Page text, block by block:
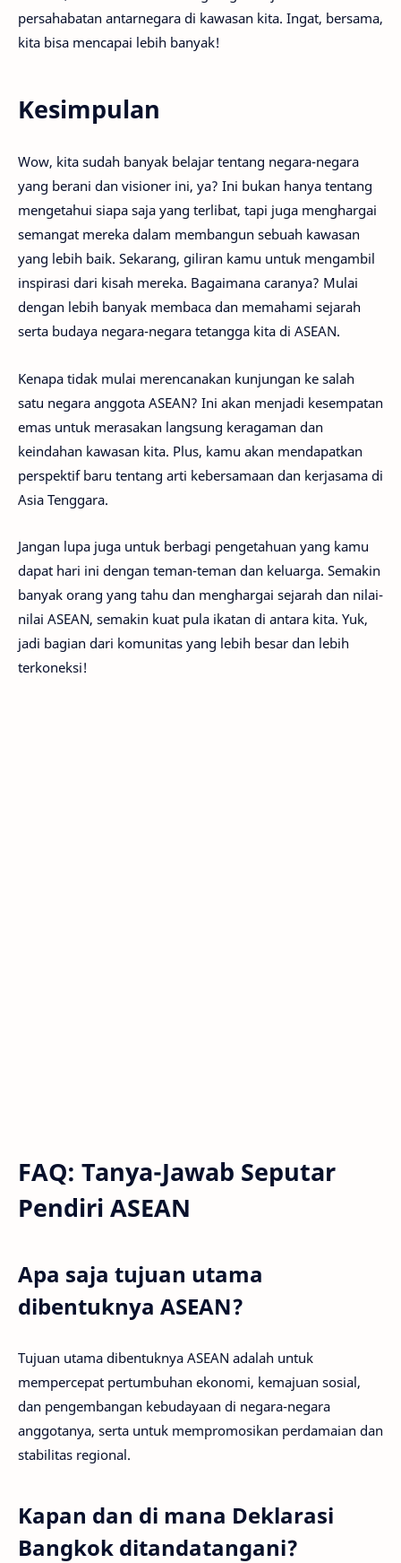
persahabatan antarnegara di kawasan kita. Ingat, bersama,
kita bisa mencapai lebih banyak!
Kesimpulan
Wow, kita sudah banyak belajar tentang negara-negara
yang berani dan visioner ini, ya? Ini bukan hanya tentang
mengetahui siapa saja yang terlibat, tapi juga menghargai
semangat mereka dalam membangun sebuah kawasan
yang lebih baik. Sekarang, giliran kamu untuk mengambil
inspirasi dari kisah mereka. Bagaimana caranya? Mulai
dengan lebih banyak membaca dan memahami sejarah
serta budaya negara-negara tetangga kita di ASEAN.
Kenapa tidak mulai merencanakan kunjungan ke salah
satu negara anggota ASEAN? Ini akan menjadi kesempatan
emas untuk merasakan langsung keragaman dan
keindahan kawasan kita. Plus, kamu akan mendapatkan
perspektif baru tentang arti kebersamaan dan kerjasama di
Asia Tenggara.
Jangan lupa juga untuk berbagi pengetahuan yang kamu
dapat hari ini dengan teman-teman dan keluarga. Semakin
banyak orang yang tahu dan menghargai sejarah dan nilai-
nilai ASEAN, semakin kuat pula ikatan di antara kita. Yuk,
jadi bagian dari komunitas yang lebih besar dan lebih
terkoneksi!
FAQ: Tanya-Jawab Seputar
Pendiri ASEAN
Apa saja tujuan utama
dibentuknya ASEAN?
Tujuan utama dibentuknya ASEAN adalah untuk
mempercepat pertumbuhan ekonomi, kemajuan sosial,
dan pengembangan kebudayaan di negara-negara
anggotanya, serta untuk mempromosikan perdamaian dan
stabilitas regional.
Kapan dan di mana Deklarasi
Bangkok ditandatangani?